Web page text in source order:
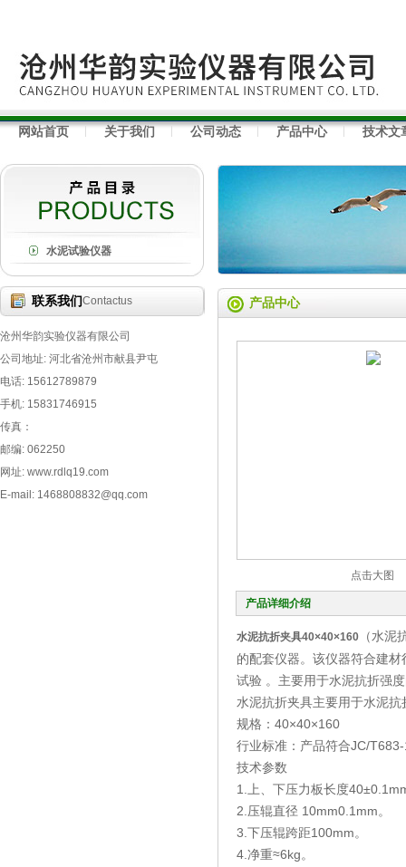
网站首页 关于我们 公司动态 产品中心 技术文
水泥试验仪器
联系我们Contactus
沧州华韵实验仪器有限公司
公司地址: 河北省沧州市献县尹屯
电话: 15612789879
手机: 15831746915
传真：
邮编: 062250
网址: www.rdlq19.com
E-mail: 1468808832@qq.com
产品中心
点击大图
产品详细介绍
水泥抗折夹具40×40×160 （水
的配套仪器。该仪器符合建
试验 。主要用于水泥抗折强
水泥抗折夹具主要用于水泥抗
规格：40×40×160
行业标准：产品符合JC/
技术参数
1.上、下压力板长度
2.压辊直径 10mm0.1mm。
3.下压辊跨距100mm。
4.净重≈6kg。